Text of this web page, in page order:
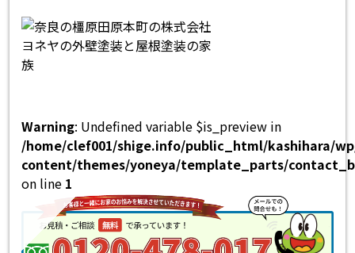
Warning: Undefined variable $is_preview in
/home/clef001/shige.info/public_html/kashihara/
content/themes/yoneya/template_parts/
on line 1